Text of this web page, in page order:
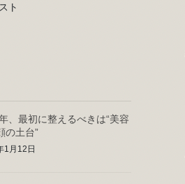
ト
、最初に整えるべきは“美容
の土台”
1月12日